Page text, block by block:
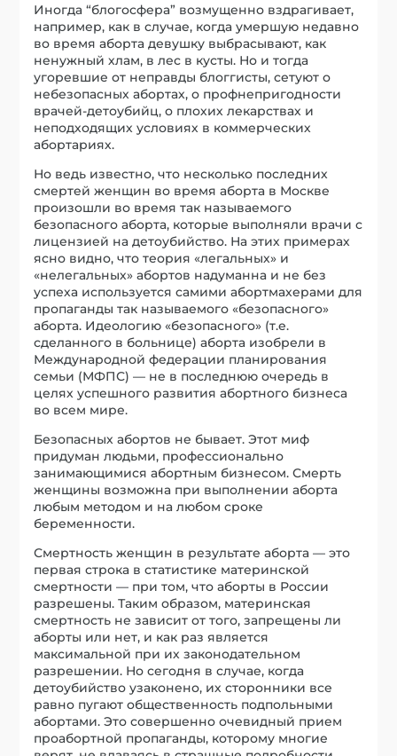
Иногда “блогосфера” возмущенно вздрагивает,
например, как в случае, когда умершую недавно
во время аборта девушку выбрасывают, как
ненужный хлам, в лес в кусты. Но и тогда
угоревшие от неправды блоггисты, сетуют о
небезопасных абортах, о профнепригодности
врачей-детоубийц, о плохих лекарствах и
неподходящих условиях в коммерческих
абортариях.
Но ведь известно, что несколько последних
смертей женщин во время аборта в Москве
произошли во время так называемого
безопасного аборта, которые выполняли врачи с
лицензией на детоубийство. На этих примерах
ясно видно, что теория «легальных» и
«нелегальных» абортов надуманна и не без
успеха используется самими абортмахерами для
пропаганды так называемого «безопасного»
аборта. Идеологию «безопасного» (т.е.
сделанного в больнице) аборта изобрели в
Международной федерации планирования
семьи (МФПС) — не в последнюю очередь в
целях успешного развития абортного бизнеса
во всем мире.
Безопасных абортов не бывает. Этот миф
придуман людьми, профессионально
занимающимися абортным бизнесом. Смерть
женщины возможна при выполнении аборта
любым методом и на любом сроке
беременности.
Смертность женщин в результате аборта — это
первая строка в статистике материн­ской
смертности — при том, что аборты в России
разрешены. Таким образом, материнская
смертность не зависит от того, за­прещены ли
аборты или нет, и как раз является
максимальной при их законодательном
разрешении. Но сегодня в случае, когда
детоубийство узаконено, их сторонники все
равно пугают общественность подпольными
абортами. Это совершенно очевидный прием
проабортной пропаганды, которому многие